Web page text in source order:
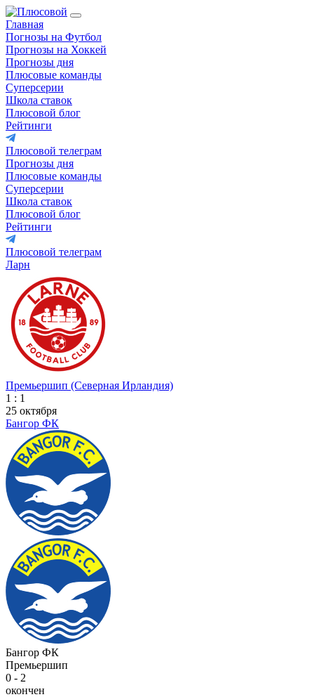
Главная
Погнозы на Футбол
Прогнозы на Хоккей
Прогнозы дня
Плюсовые команды
Суперсерии
Школа ставок
Плюсовой блог
Рейтинги
Плюсовой телеграм
Прогнозы дня
Плюсовые команды
Суперсерии
Школа ставок
Плюсовой блог
Рейтинги
Плюсовой телеграм
Ларн
Премьершип (Северная Ирландия)
1 : 1
25 октября
Бангор ФК
Бангор ФК
Премьершип
0 - 2
окончен